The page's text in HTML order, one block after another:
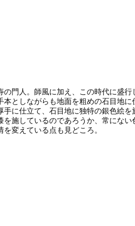
門人。師風に加え、この時代に盛行
としながらも地面を粗めの石目地に
に仕立て、石目地に独特の銀色絵を
施しているのであろうか、常にな
変えている点も見どころ。